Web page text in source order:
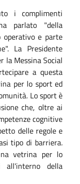
i complimenti
parlato "della
operativo e parte
La Presidente
la Messina Social
a questa
per lo sport ed
Lo sport è
che, oltre ai
cognitive
delle regole e
tipo di barriera.
vetrina per lo
della